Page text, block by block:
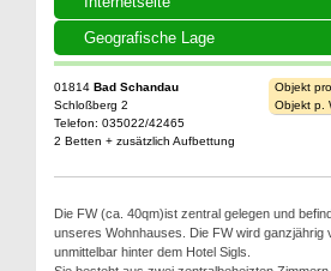
Geografische Lage
01814 Bad Schandau
Schloßberg 2
Telefon: 035022/42465
2 Betten + zusätzlich Aufbettung
Objekt
Objekt p.
Die FW (ca. 40qm)ist zentral gelegen und
unseres Wohnhauses. Die FW wird ganzjährig
unmittelbar hinter dem Hotel Sigls.